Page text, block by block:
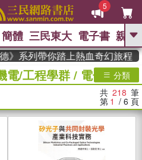
5
GO
： 東野圭吾 、 高希均教授回憶錄
The Odyssey 、 父親節 、 如果歷
國際布克
灣漫遊錄、 方念華 、 台灣的李
數學女孩：黎曼猜想
大的迷走神經
簡體 三民東大 電子書 親子
帶你踏上熱血奇幻旅程
電/工程學群/ 電子/電機
分類
共 218 筆
第 1 / 6 頁